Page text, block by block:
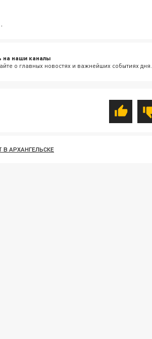
на наши каналы
о главных новостях и важнейших событиях дня.
В АРХАНГЕЛЬСКЕ